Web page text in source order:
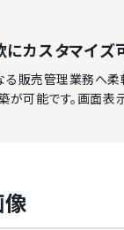
カスタマイズ
販売管理業務へ柔
が可能です。画面
像